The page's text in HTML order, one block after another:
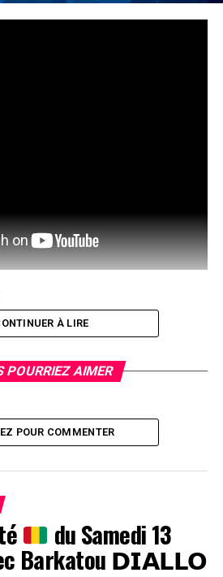
14 juin 2022 avec Ibrahima
09 Juin 2022 avec Barkatou
À LIRE
POURRIEZ AIMER
POUR COMMENTER
du Samedi 13
Barkatou 𝗗𝗜𝗔𝗟𝗟𝗢